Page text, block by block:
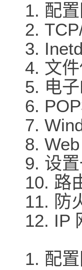
1. 配
2.
3.
4. 文
5. 电
6.
7.
8.
9. 设
10. 路
11. 防
12. IP
1. 配